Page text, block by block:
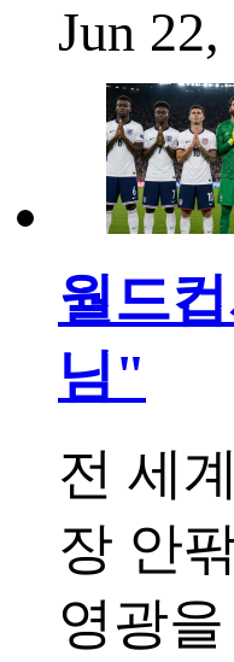
Jun
월드
님"
전 세
장 안
영광